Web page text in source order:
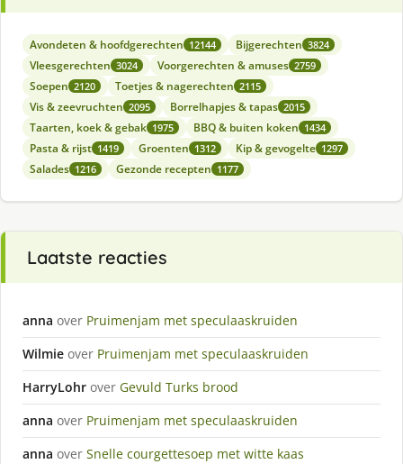
Avondeten & hoofdgerechten 12144 Bijgerechten 3824
Vleesgerechten 3024 Voorgerechten & amuses 2759
Soepen 2120 Toetjes & nagerechten 2115
Vis & zeevruchten 2095 Borrelhapjes & tapas 2015
Taarten, koek & gebak 1975 BBQ & buiten koken 1434
Pasta & rijst 1419 Groenten 1312 Kip & gevogelte 1297
Salades 1216 Gezonde recepten 1177
Laatste reacties
anna over Pruimenjam met speculaaskruiden
Wilmie over Pruimenjam met speculaaskruiden
HarryLohr over Gevuld Turks brood
anna over Pruimenjam met speculaaskruiden
anna over Snelle courgettesoep met witte kaas